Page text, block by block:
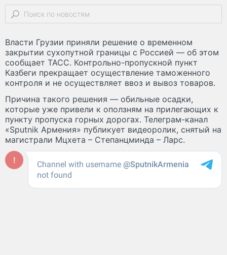
Власти Грузии приняли решение о временном
закрытии сухопутной границы с Россией — об этом
сообщает ТАСС. Контрольно-пропускной пункт
Казбеги прекращает осуществление таможенного
контроля и не осуществляет ввоз и вывоз товаров.
Причина такого решения — обильные осадки,
которые уже привели к оползням на прилегающих к
пункту пропуска горных дорогах. Телеграм-канал
«Sputnik Армения» публикует видеоролик, снятый на
магистрали Мцхета – Степанцминда – Ларс.